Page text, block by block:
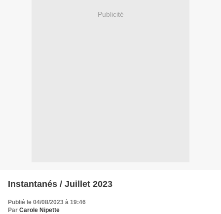
Publicité
Instantanés / Juillet 2023
Publié le 04/08/2023 à 19:46
Par Carole Nipette